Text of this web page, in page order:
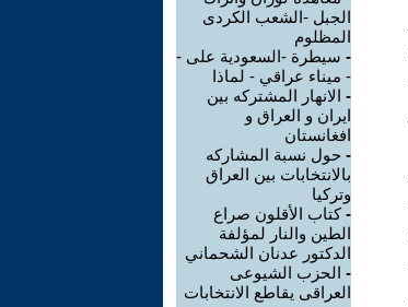
الجبل -الشعب الكردى
المظلوم
- سيطرة -السعودية على -
- ميناء عراقي - لماذا
- الانهار المشتركه بين
ايران و العراق و
افغانستان
- حول نسبة المشاركه
بالانتخابات بين العراق
وتركيا
-كتاب الأقلون صراع
الطين والنار لمؤلفة
الدكتور عدنان الشحماني
- الحزب الشيوعى
العراقى يقاطع الانتخابات